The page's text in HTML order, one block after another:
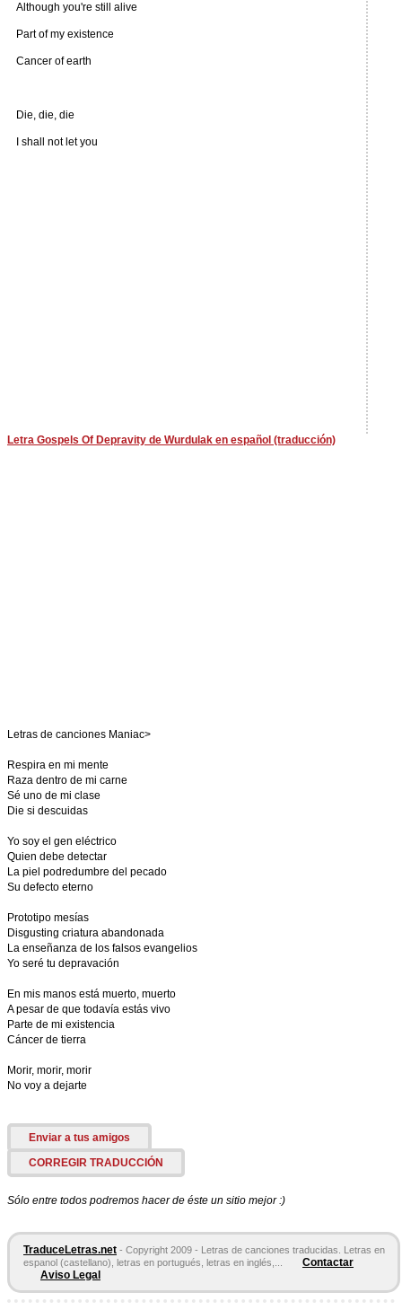
Although you're still alive
Part of my existence
Cancer of earth
Die, die, die
I shall not let you
Letra Gospels Of Depravity de Wurdulak en español (traducción)
Letras de canciones Maniac>
Respira en mi mente
Raza dentro de mi carne
Sé uno de mi clase
Die si descuidas
Yo soy el gen eléctrico
Quien debe detectar
La piel podredumbre del pecado
Su defecto eterno
Prototipo mesías
Disgusting criatura abandonada
La enseñanza de los falsos evangelios
Yo seré tu depravación
En mis manos está muerto, muerto
A pesar de que todavía estás vivo
Parte de mi existencia
Cáncer de tierra
Morir, morir, morir
No voy a dejarte
Enviar a tus amigos
CORREGIR TRADUCCIÓN
Sólo entre todos podremos hacer de éste un sitio mejor :)
TraduceLetras.net - Copyright 2009 - Letras de canciones traducidas. Letras en
espanol (castellano), letras en portugués, letras en inglés,...
Contactar
Aviso Legal